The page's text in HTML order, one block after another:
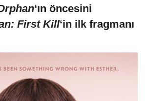
‘ın öncesini
First Kill‘in ilk fragmanı